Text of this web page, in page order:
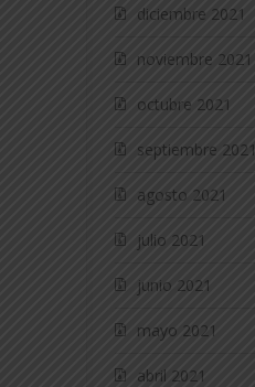
diciembre 2021
noviembre 2021
octubre 2021
septiembre 2021
agosto 2021
julio 2021
junio 2021
mayo 2021
abril 2021